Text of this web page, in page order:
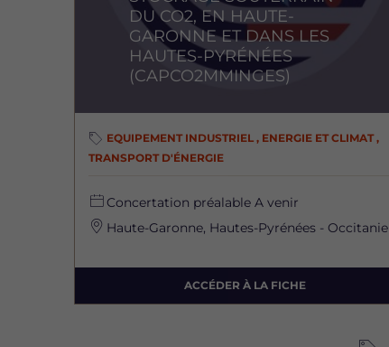
DU CO2, EN HAUTE-
GARONNE ET DANS LES
HAUTES-PYRÉNÉES
(CAPCO2MMINGES)
EQUIPEMENT INDUSTRIEL , ENERGIE ET CLIMAT ,
TRANSPORT D'ÉNERGIE
Concertation préalable A venir
Haute-Garonne, Hautes-Pyrénées - Occitanie
ACCÉDER À LA FICHE